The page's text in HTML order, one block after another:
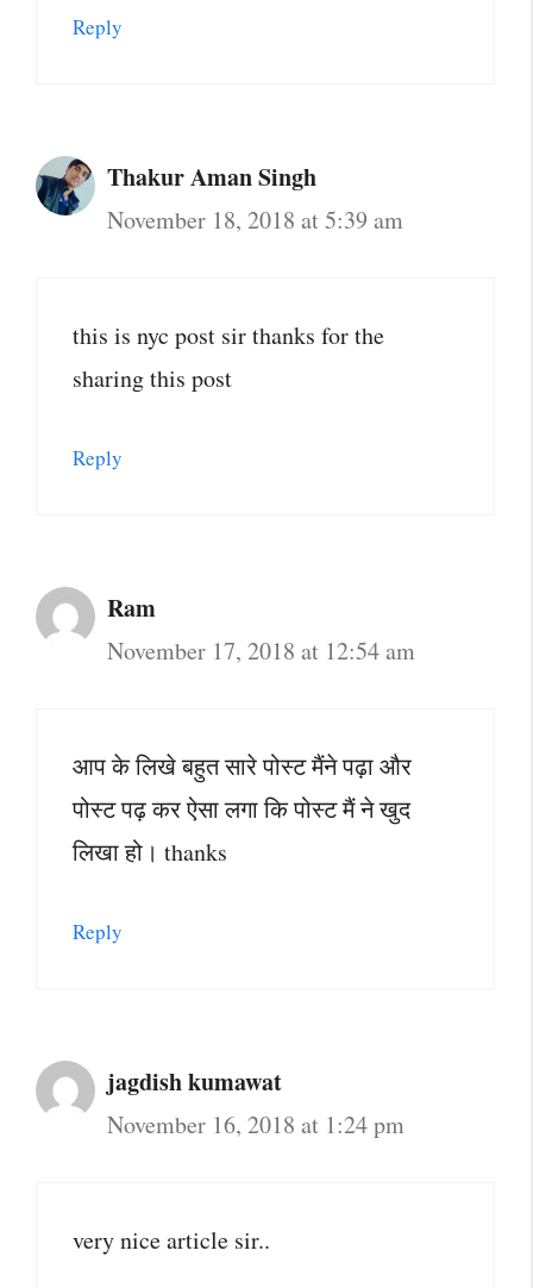
Reply
Thakur Aman Singh
November 18, 2018 at 5:39 am
this is nyc post sir thanks for the
sharing this post
Reply
Ram
November 17, 2018 at 12:54 am
आप के लिखे बहुत सारे पोस्ट मैंने पढ़ा और
पोस्ट पढ़ कर ऐसा लगा कि पोस्ट मैं ने खुद
लिखा हो। thanks
Reply
jagdish kumawat
November 16, 2018 at 1:24 pm
very nice article sir..